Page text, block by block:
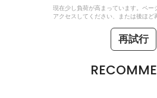
現在少し負荷が高まっています。ペー
アクセスしてください、または後ほど
再試行